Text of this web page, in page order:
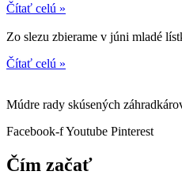
Čítať celú »
Zo slezu zbierame v júni mladé
Čítať celú »
Múdre rady skúsených
Facebook-fYoutube Pinterest
Čím začať